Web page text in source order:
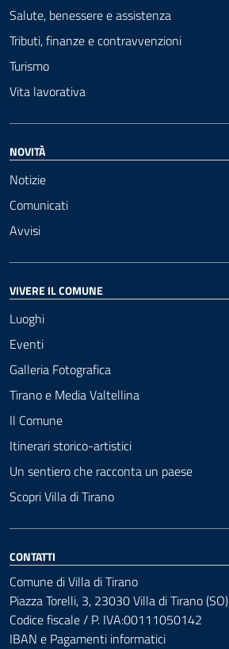
Salute, benessere e assistenza
Tributi, finanze e contravvenzioni
Turismo
Vita lavorativa
NOVITÀ
Notizie
Comunicati
Avvisi
VIVERE IL COMUNE
Luoghi
Eventi
Galleria Fotografica
Tirano e Media Valtellina
Il Comune
Itinerari storico-artistici
Un sentiero che racconta un paese
Scopri Villa di Tirano
CONTATTI
Comune di Villa di Tirano
Piazza Torelli, 3, 23030 Villa di Tirano (SO)
Codice fiscale / P. IVA:00111050142
IBAN e Pagamenti informatici